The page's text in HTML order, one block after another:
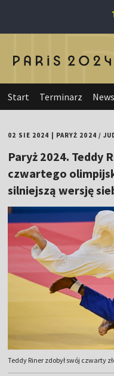
Start Terminarz News
02 SIE 2024 PARYŻ 2024 /
Paryż 2024. Teddy
czwartego
silniejszą wersję
Teddy Riner zdobył swój czwarty